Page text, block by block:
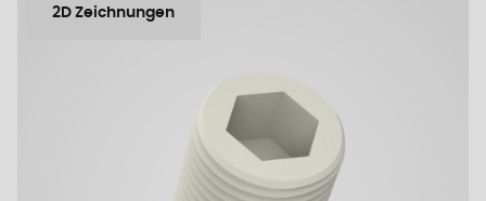
2D Zeichnungen